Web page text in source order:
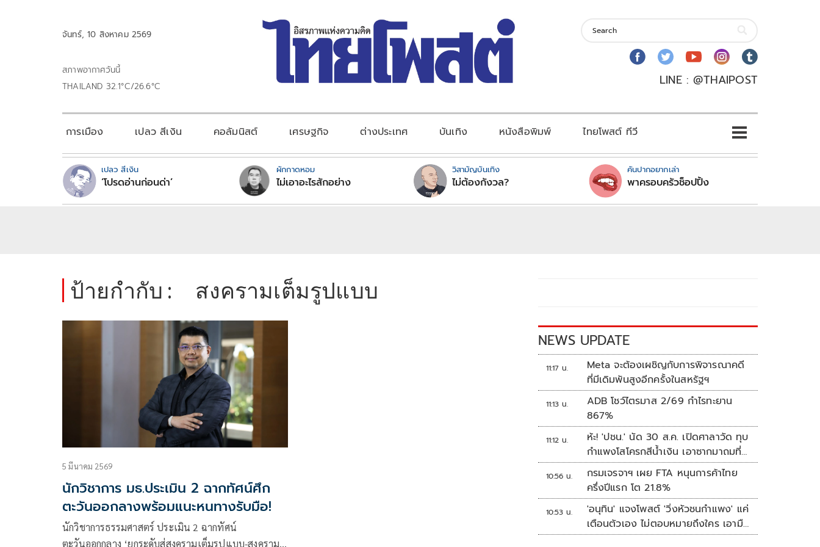
จันทร์, 10 สิงหาคม 2569
สภาพอากาศวันนี้
THAILAND 32.1°C/26.6°C
LINE : @THAIPOST
การเมือง เปลว สีเงิน คอลัมนิสต์ เศรษฐกิจ ต่างประเทศ บันเทิง หนังสือพิมพ์ ไทยโพสต์ ทีวี
เปลว สีเงิน
‘โปรดอ่านก่อนด่า’
ผักกาดหอม
ไม่เอาอะไรสักอย่าง
วิสามัญบันเทิง
ไม่ต้องกังวล?
คันปากอยากเล่า
พาครอบครัวช็อปปิ้ง
ป้ายกำกับ : สงครามเต็มรูปแบบ
5 มีนาคม 2569
นักวิชาการ มธ.ประเมิน 2 ฉากทัศน์ศึก
ตะวันออกลางพร้อมแนะหนทางรับมือ!
นักวิชาการธรรมศาสตร์ ประเมิน 2 ฉากทัศน์
ตะวันออกกลาง ‘ยกระดับสู่สงครามเต็มรูปแบบ-สงคราม
NEWS UPDATE
11:17 น.
Meta จะต้องเผชิญกับการพิจารณาคดี
ที่มีเดิมพันสูงอีกครั้งในสหรัฐฯ
11:13 น.
ADB โชว์ไตรมาส 2/69 กำไรทะยาน
867%
11:12 น.
ห้ะ! 'ปชน.' นัด 30 ส.ค. เปิดศาลาวัด ทุบ
กำแพงโสโครกสีน้ำเงิน เอาซากมาถมที่
ทำฮวงซุ้ยเขากระโดง
10:56 น.
กรมเจรจาฯ เผย FTA หนุนการค้าไทย
ครึ่งปีแรก โต 21.8%
10:53 น.
'อนุทิน' แจงโพสต์ 'วิ่งหัวชนกำแพง' แค่
เตือนตัวเอง ไม่ตอบหมายถึงใคร เอามือ
แตะหน้าผากบอก 'หัวโน'